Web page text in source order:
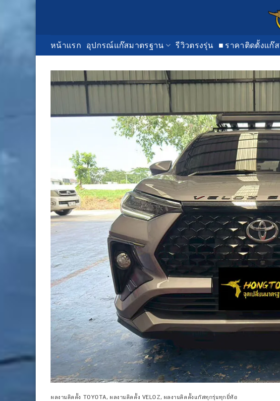
หน้าแรก
อุปกรณ์แก๊สมาตรฐาน รีวิวตรงรุ่น ■ ราคาติดตั้งแก๊ส
ผลงานติดตั้ง TOYOTA, ผลงานติดตั้ง VELOZ, ผลงานติดตั้งแก๊สทุกรุ่นทุกยี่ห้อ